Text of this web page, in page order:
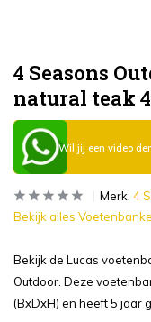
4 Seasons
natural teak
Wil jij een video
Merk: 4
Bekijk alles
Bekijk de Lucas
Outdoor. Deze
(BxDxH) en heeft 5 jaar